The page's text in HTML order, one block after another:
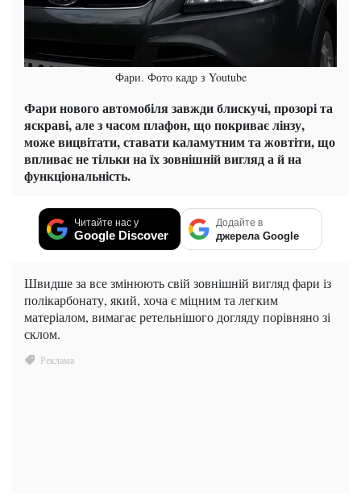
Фари. Фото кадр з Youtube
Фари нового автомобіля завжди блискучі, прозорі та
яскраві, але з часом плафон, що покриває лінзу,
може вицвітати, ставати каламутним та жовтіти, що
впливає не тільки на їх зовнішній вигляд а й на
функціональність.
Читайте нас у
Google Discover
Додайте в
джерела Google
Швидше за все змінюють свій зовнішній вигляд фари із
полікарбонату, який, хоча є міцним та легким
матеріалом, вимагає ретельнішого догляду порівняно зі
склом.